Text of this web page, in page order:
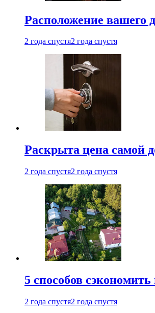
Расположение вашего
2 года спустя2 года спустя
Раскрыта цена самой
2 года спустя2 года спустя
5 способов
2 года спустя2 года спустя